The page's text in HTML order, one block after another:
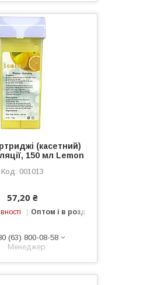
(касетний)
150 мл Lemon
001013
57,20 ₴
Оптом і в роздріб
(63) 800-08-58
Менеджер